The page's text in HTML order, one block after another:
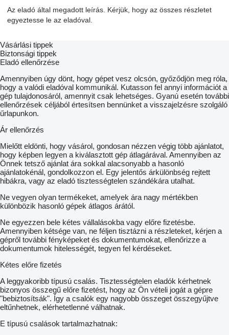
Az eladó által megadott leírás. Kérjük, hogy az összes részletet
egyeztesse le az eladóval.
Vásárlási tippek
Biztonsági tippek
Eladó ellenőrzése
Amennyiben úgy dönt, hogy gépet vesz olcsón, győződjön meg róla,
hogy a valódi eladóval kommunikál. Kutasson fel annyi információt a
gép tulajdonosáról, amennyit csak lehetséges. Gyanú esetén további
ellenőrzések céljából értesítsen bennünket a visszajelzésre szolgáló
űrlapunkon.
Ár ellenőrzés
Mielőtt eldönti, hogy vásárol, gondosan nézzen végig több ajánlatot,
hogy képben legyen a kiválasztott gép átlagárával. Amennyiben az
Önnek tetsző ajánlat ára sokkal alacsonyabb a hasonló
ajánlatokénál, gondolkozzon el. Egy jelentős árkülönbség rejtett
hibákra, vagy az eladó tisztességtelen szándékára utalhat.
Ne vegyen olyan termékeket, amelyek ára nagy mértékben
különbözik hasonló gépek átlagos árától.
Ne egyezzen bele kétes vállalásokba vagy előre fizetésbe.
Amennyiben kétsége van, ne féljen tisztázni a részleteket, kérjen a
gépről további fényképeket és dokumentumokat, ellenőrizze a
dokumentumok hitelességét, tegyen fel kérdéseket.
Kétes előre fizetés
A leggyakoribb típusú csalás. Tisztességtelen eladók kérhetnek
bizonyos összegű előre fizetést, hogy az Ön vételi jogát a gépre
"bebiztosítsák". Így a csalók egy nagyobb összeget összegyűjtve
eltűnhetnek, elérhetetlenné válhatnak.
E típusú csalások tartalmazhatnak: